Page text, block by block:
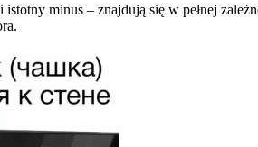
minus – znajdują się w pełnej